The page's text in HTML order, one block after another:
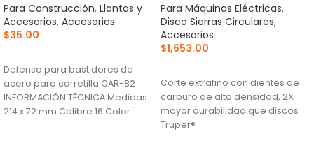
Para Construcción, Llantas y
Accesorios, Accesorios
$35.00
Defensa para bastidores de
acero para carretilla CAR-82
INFORMACIÓN TÉCNICA Medidas
214 x 72 mm Calibre 16 Color
Para Máquinas Eléctricas,
Disco Sierras Circulares,
Accesorios
$1,653.00
Corte extrafino con dientes de
carburo de alta densidad, 2X
mayor durabilidad que discos
Truper®